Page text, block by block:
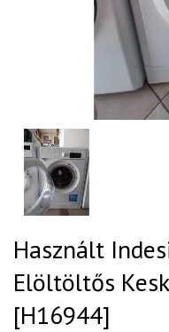
Használt
Elöltöltős
[H16944]